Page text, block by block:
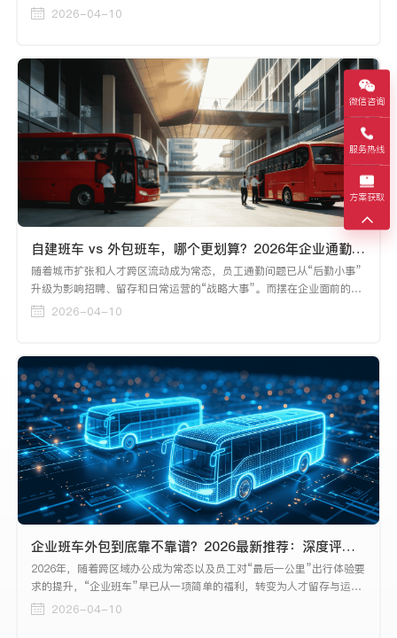
车已经从“大厂专属福利”变成了“中大型企业的标配刚需”。然而，面对
走”。
2026-04-10
自建班车 vs 外包班车，哪个更划算？2026年企业通勤方案深度对比
随着城市扩张和人才跨区流动成为常态，员工通勤问题已从“后勤小事”
升级为影响招聘、留存和日常运营的“战略大事”。而摆在企业面前的，
是一道看似简单实则复杂的选择题：自建班车，还是外包班车？
2026-04-10
企业班车外包到底靠不靠谱？2026最新推荐：深度评测与选型指南
2026年，随着跨区域办公成为常态以及员工对“最后一公里”出行体验要
求的提升，“企业班车”早已从一项简单的福利，转变为人才留存与运营
效率的关键一环。然而，自营车队投入大、管理难，外包又担心服务不
2026-04-10
微信咨询
服务热线
方案获取